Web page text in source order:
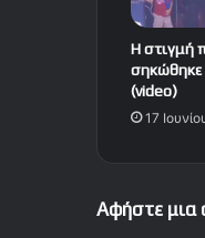
Η στιγμή
σηκώθηκε
(video)
17
Αφήστε μια